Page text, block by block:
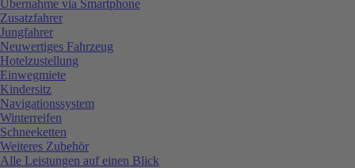
Übernahme via Smartphone
Zusatzfahrer
Jungfahrer
Neuwertiges Fahrzeug
Hotelzustellung
Einwegmiete
Kindersitz
Navigationssystem
Winterreifen
Schneeketten
Weiteres Zubehör
Alle Leistungen auf einen Blick